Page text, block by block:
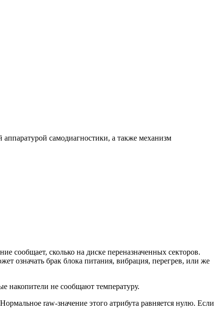
самодиагностики, а также механизм
сообщает, сколько на диске переназначенных секторов.
означать брак блока питания, вибрация, перегрев, или же
накопители не сообщают температуру.
raw-значение этого атрибута равняется нулю. Если